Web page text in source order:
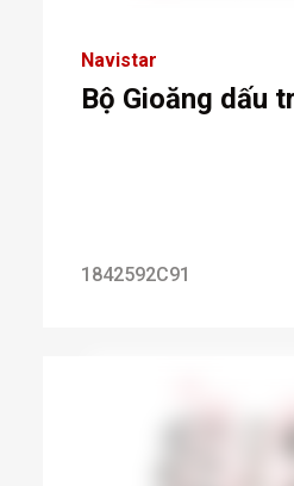
Navistar
Bộ Gioăng dấu
1842592C91